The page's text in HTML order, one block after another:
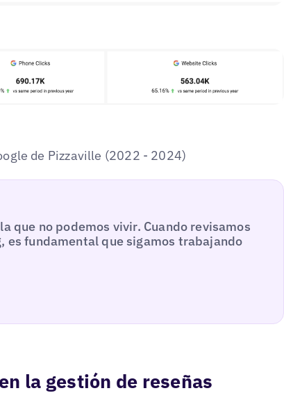
de Pizzaville (2022 - 2024)
que no podemos vivir. Cuando revisamos
es fundamental que sigamos trabajando
la gestión de reseñas